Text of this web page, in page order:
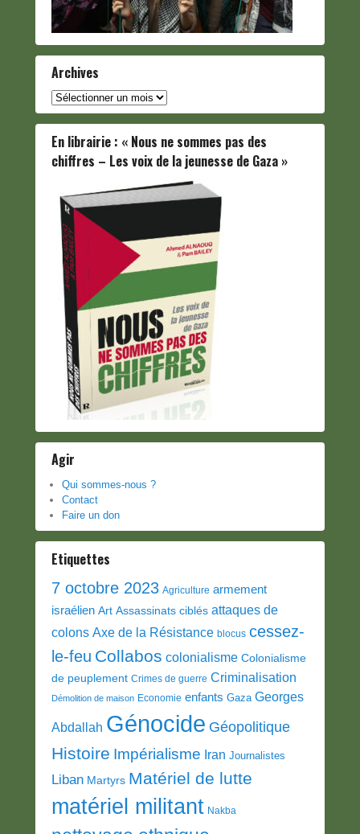
Archives
Archives
En librairie : « Nous ne sommes pas des
chiffres – Les voix de la jeunesse de Gaza »
Agir
Qui sommes-nous ?
Contact
Faire un don
Etiquettes
7 octobre 2023 Agriculture armement
israélien Art Assassinats ciblés attaques de
colons Axe de la Résistance blocus cessez-
le-feu Collabos colonialisme Colonialisme
de peuplement Crimes de guerre Criminalisation
Démolition de maison Economie enfants Gaza Georges
Abdallah Génocide Géopolitique
Histoire Impérialisme Iran Journalistes
Liban Martyrs Matériel de lutte
matériel militant Nakba